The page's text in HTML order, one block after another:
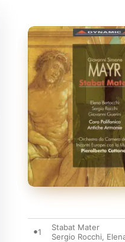
1
Stabat Mater
Sergio Rocchi,